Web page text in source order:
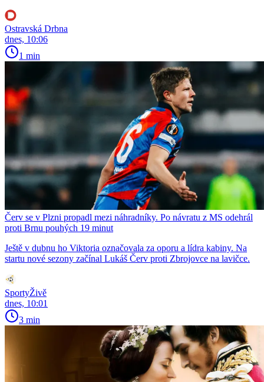
Ostravská Drbna
dnes, 10:06
1 min
Červ se v Plzni propadl mezi náhradníky. Po návratu z MS odehrál
proti Brnu pouhých 19 minut
Ještě v dubnu ho Viktoria označovala za oporu a lídra kabiny. Na
startu nové sezony začínal Lukáš Červ proti Zbrojovce na lavičce.
SportyŽivě
dnes, 10:01
3 min